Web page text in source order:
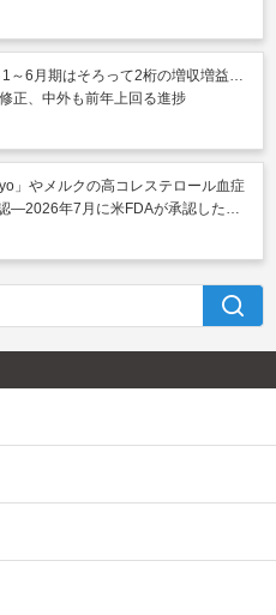
～6月期はそろって2桁の増収増益…
正、中外も前年上回る進捗
」やメルクの高コレステロール血症
―2026年7月に米FDAが承認した新